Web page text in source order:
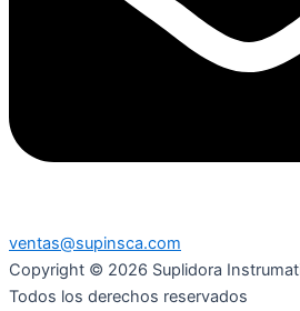
ventas@supinsca.com
Copyright © 2026 Suplidora
Todos los derechos reservados